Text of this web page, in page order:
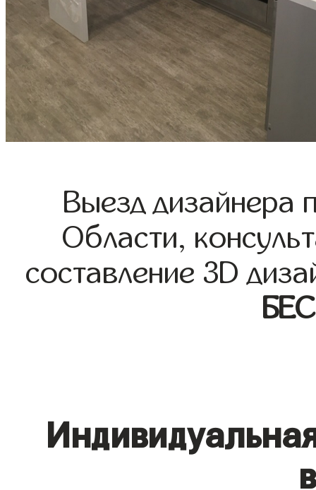
Выезд дизайнера
Области,
составление 3D